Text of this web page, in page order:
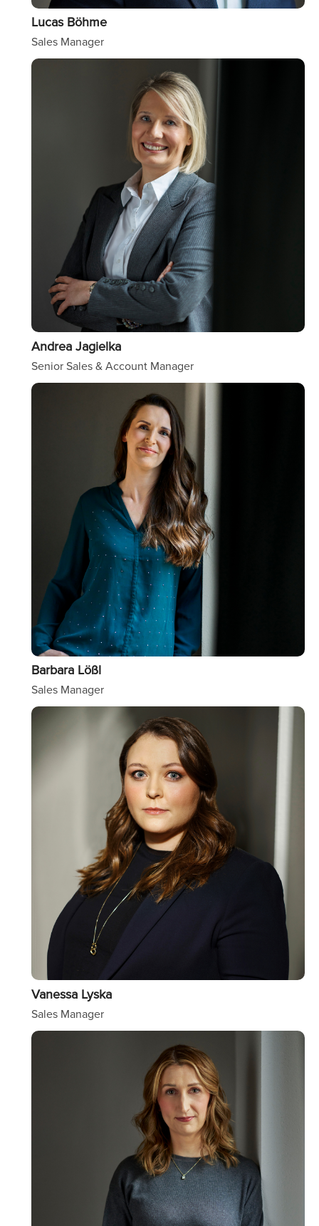
Lucas Böhme
Sales Manager
Image
Andrea Jagielka
Senior Sales & Account Manager
Image
Barbara Lößl
Sales Manager
Image
Vanessa Lyska
Sales Manager
Image